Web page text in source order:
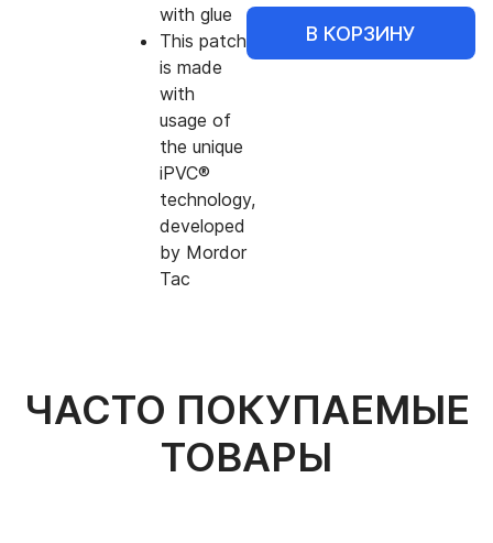
with glue
This patch
is made
with
usage of
the unique
iPVC®
technology,
developed
by Mordor
Tac
В КОРЗИНУ
ЧАСТО ПОКУПАЕМЫЕ
ТОВАРЫ